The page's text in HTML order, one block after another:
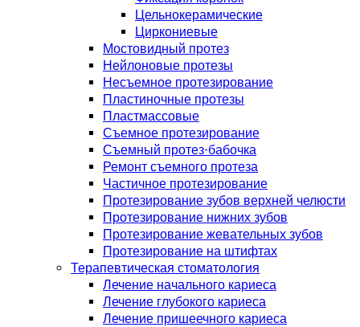
Цельнокерамические
Циркониевые
Мостовидный протез
Нейлоновые протезы
Несъемное протезирование
Пластиночные протезы
Пластмассовые
Съемное протезирование
Съемный протез-бабочка
Ремонт съемного протеза
Частичное протезирование
Протезирование зубов верхней челюсти
Протезирование нижних зубов
Протезирование жевательных зубов
Протезирование на штифтах
Терапевтическая стоматология
Лечение начального кариеса
Лечение глубокого кариеса
Лечение пришеечного кариеса